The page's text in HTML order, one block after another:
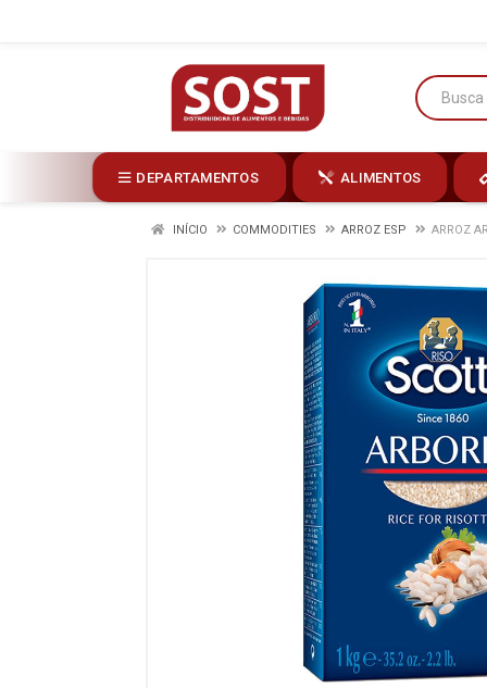
DEPARTAMENTOS ALIMENTOS
INÍCIO COMMODITIES ARROZ ESP ARROZ